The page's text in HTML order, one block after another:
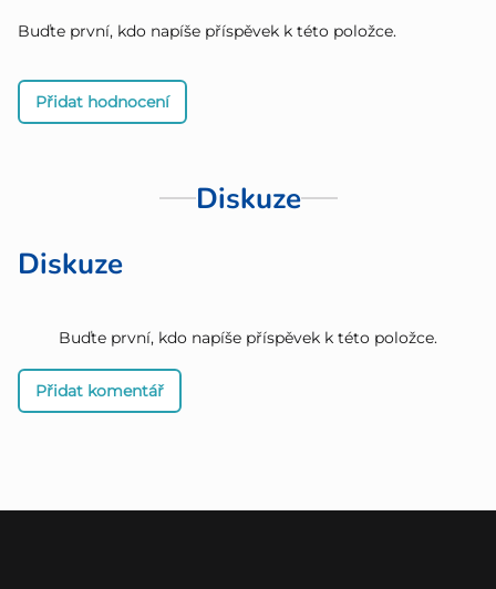
Buďte první, kdo napíše příspěvek k této položce.
Přidat hodnocení
Diskuze
Diskuze
Buďte první, kdo napíše příspěvek k této položce.
Přidat komentář